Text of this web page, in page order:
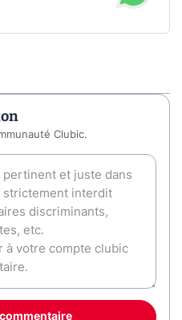
Clubic.